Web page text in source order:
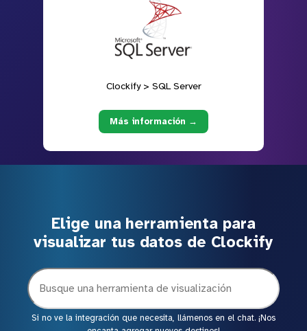
Clockify > SQL Server
Más información →
Elige una herramienta para
visualizar tus datos de Clockify
Si no ve la integración que necesita, llámenos en el chat. ¡Nos